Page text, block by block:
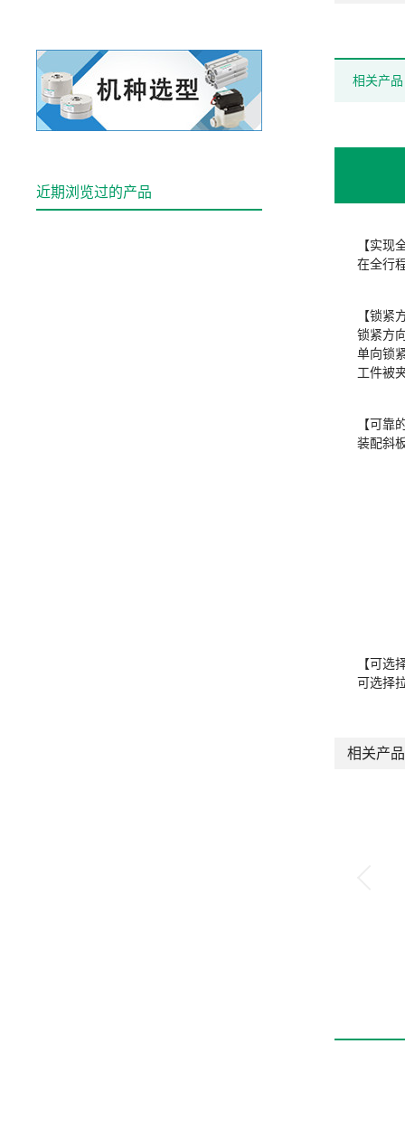
相关产品
【实现
在全行
【锁紧
锁紧方
单向锁
工件被
【可靠
装配斜
【可选
可选择
相关产品
近期浏览过的产品